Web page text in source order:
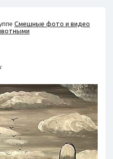
Смешные фото и видео